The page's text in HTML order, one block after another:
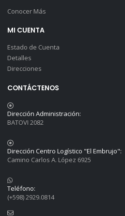
Conocer Más
MI CUENTA
Estado de Cuenta
Detalles
Direcciones
CONTÁCTENOS
Dirección Administración:
BATOVI 2082
Dirección Centro Logístico "El Embrujo":
Camino Carlos A. López 6925
Teléfono:
(+598) 2929.0814